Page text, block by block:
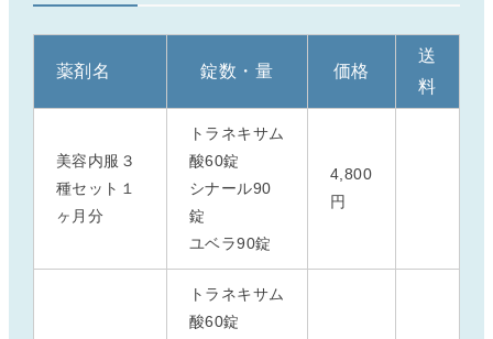
薬剤名 錠数・量 価格
送
料
美容内服３
種セット１
ヶ月分
トラネキサム
酸60錠
シナール90
錠
ユベラ90錠
4,800
円
トラネキサム
酸60錠